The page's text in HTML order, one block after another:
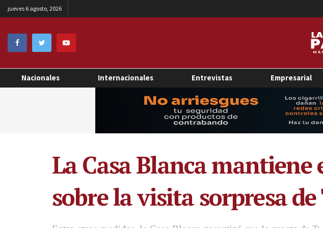
jueves 6 agosto, 2026
Nacionales Internacionales Entrevistas Empresarial
La Casa Blanca
sobre la visita sorpresa